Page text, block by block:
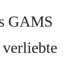
GAMS